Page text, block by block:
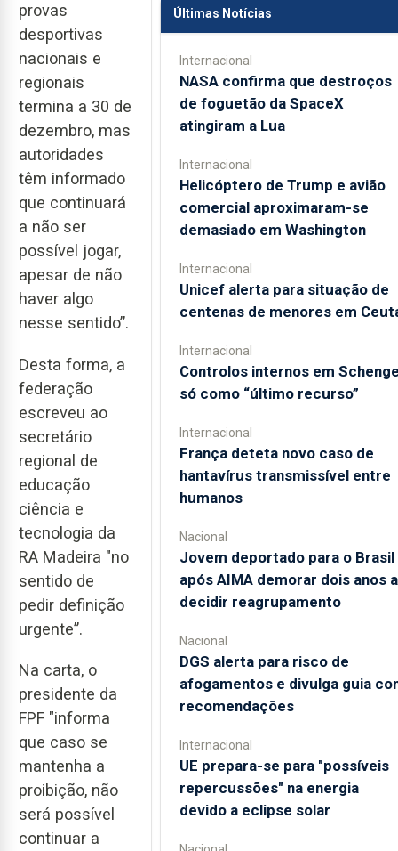
provas
desportivas
nacionais e
regionais
termina a 30 de
dezembro, mas
autoridades
têm informado
que continuará
a não ser
possível jogar,
apesar de não
haver algo
nesse sentido”.
Desta forma, a
federação
escreveu ao
secretário
regional de
educação
ciência e
tecnologia da
RA Madeira "no
sentido de
pedir definição
urgente”.
Na carta, o
presidente da
FPF "informa
que caso se
mantenha a
proibição, não
será possível
continuar a
Últimas Notícias
Internacional
NASA confirma que destroços
de foguetão da SpaceX
atingiram a Lua
Internacional
Helicóptero de Trump e avião
comercial aproximaram-se
demasiado em Washington
Internacional
Unicef alerta para situação de
centenas de menores em
Internacional
Controlos internos em
só como “último recurso”
Internacional
França deteta novo caso de
hantavírus transmissível entre
humanos
Nacional
Jovem deportado para o Brasil
após AIMA demorar dois anos a
decidir reagrupamento
Nacional
DGS alerta para risco de
afogamentos e divulga guia
recomendações
Internacional
UE prepara-se para "possíveis
repercussões" na energia
devido a eclipse solar